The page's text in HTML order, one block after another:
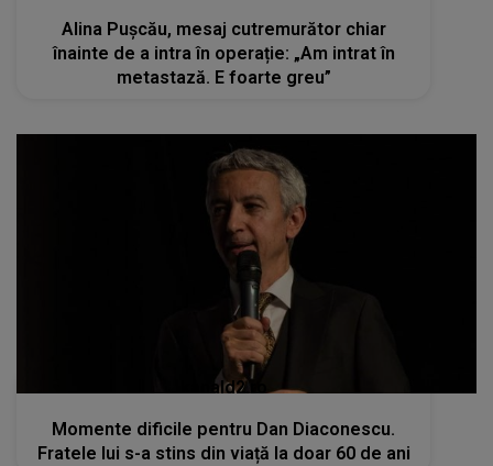
Alina Pușcău, mesaj cutremurător chiar
înainte de a intra în operație: „Am intrat în
metastază. E foarte greu”
kanald2.ro
Momente dificile pentru Dan Diaconescu.
Fratele lui s-a stins din viață la doar 60 de ani